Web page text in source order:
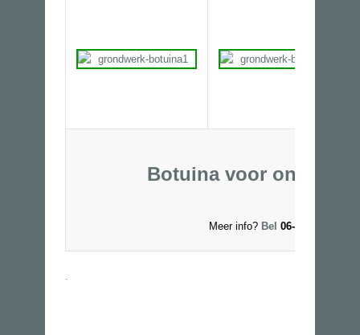
Botuina voor
Meer info? Bel06-53250327 of
.